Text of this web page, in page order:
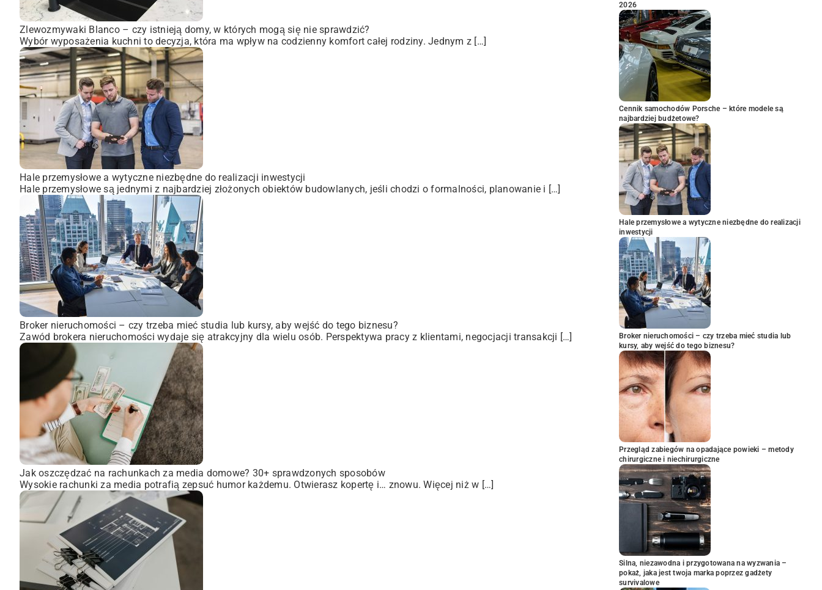
Zlewozmywaki Blanco – czy istnieją domy, w których mogą się nie sprawdzić?
Wybór wyposażenia kuchni to decyzja, która ma wpływ na codzienny komfort całej rodziny. Jednym z […]
Hale przemysłowe a wytyczne niezbędne do realizacji inwestycji
Hale przemysłowe są jednymi z najbardziej złożonych obiektów budowlanych, jeśli chodzi o formalności, planowanie i […]
Broker nieruchomości – czy trzeba mieć studia lub kursy, aby wejść do tego biznesu?
Zawód brokera nieruchomości wydaje się atrakcyjny dla wielu osób. Perspektywa pracy z klientami, negocjacji transakcji […]
Jak oszczędzać na rachunkach za media domowe? 30+ sprawdzonych sposobów
Wysokie rachunki za media potrafią zepsuć humor każdemu. Otwierasz kopertę i… znowu. Więcej niż w […]
2026
Cennik samochodów Porsche – które modele są
najbardziej budżetowe?
Hale przemysłowe a wytyczne niezbędne do realizacji
inwestycji
Broker nieruchomości – czy trzeba mieć studia lub
kursy, aby wejść do tego biznesu?
Przegląd zabiegów na opadające powieki – metody
chirurgiczne i niechirurgiczne
Silna, niezawodna i przygotowana na wyzwania –
pokaż, jaka jest twoja marka poprzez gadżety
survivalowe